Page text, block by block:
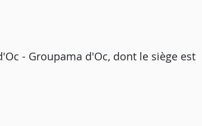
- Groupama d'Oc, dont le siège est